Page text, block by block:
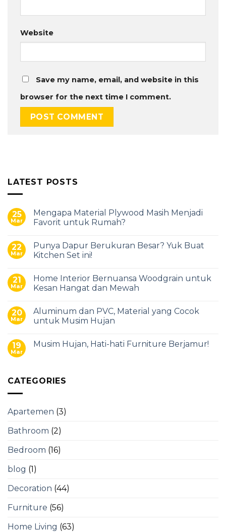
Website
Save my name, email, and website in this
browser for the next time I comment.
LATEST POSTS
25
Mar
Mengapa Material Plywood Masih Menjadi
Favorit untuk Rumah?
22
Mar
Punya Dapur Berukuran Besar? Yuk Buat
Kitchen Set ini!
21
Mar
Home Interior Bernuansa Woodgrain untuk
Kesan Hangat dan Mewah
20
Mar
Aluminum dan PVC, Material yang Cocok
untuk Musim Hujan
19
Mar
Musim Hujan, Hati-hati Furniture Berjamur!
CATEGORIES
Apartemen (3)
Bathroom (2)
Bedroom (16)
blog (1)
Decoration (44)
Furniture (56)
Home Living (63)